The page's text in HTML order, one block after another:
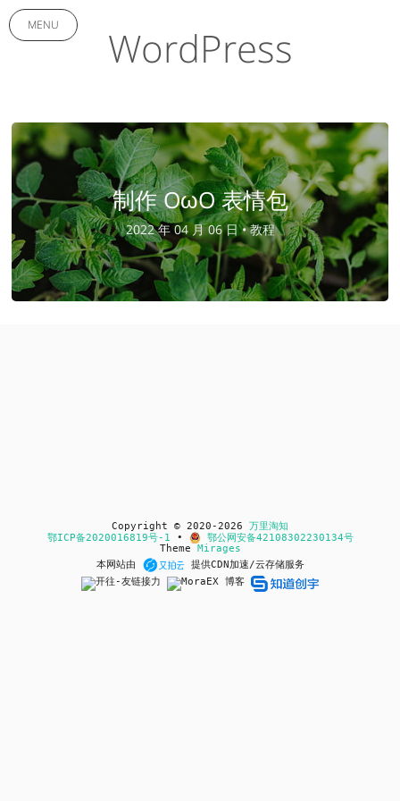
MENU WordPress
制作 OωO 表情包
2022 年 04 月 06 日 •教程
Copyright © 2020-2026 万里淘知
鄂ICP备2020016819号-1 •
鄂公网安备42108302230134号
Theme Mirages
本网站由
提供CDN加速/云存储服务